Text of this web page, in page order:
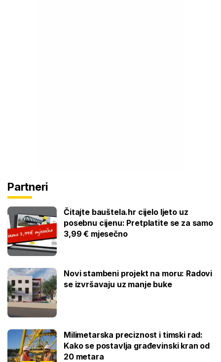
Partneri
Čitajte bauštela.hr cijelo ljeto uz
posebnu cijenu: Pretplatite se za samo
3,99 € mjesečno
Novi stambeni projekt na moru: Radovi
se izvršavaju uz manje buke
Milimetarska preciznost i timski rad:
Kako se postavlja građevinski kran od
20 metara